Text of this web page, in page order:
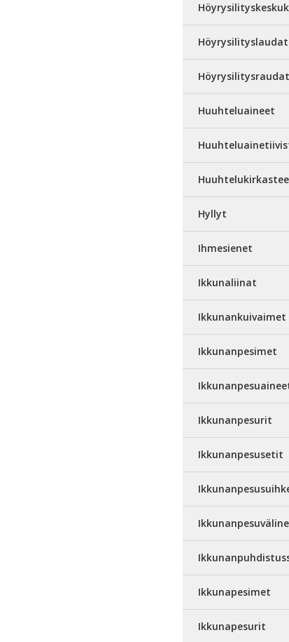
Höyrysilityslaudat
Höyrysilitysraudat
Huuhteluaineet
Hyllyt
Ihmesienet
Ikkunaliinat
Ikkunankuivaimet
Ikkunanpesimet
Ikkunanpesurit
Ikkunanpesusetit
Ikkunapesimet
Ikkunapesurit